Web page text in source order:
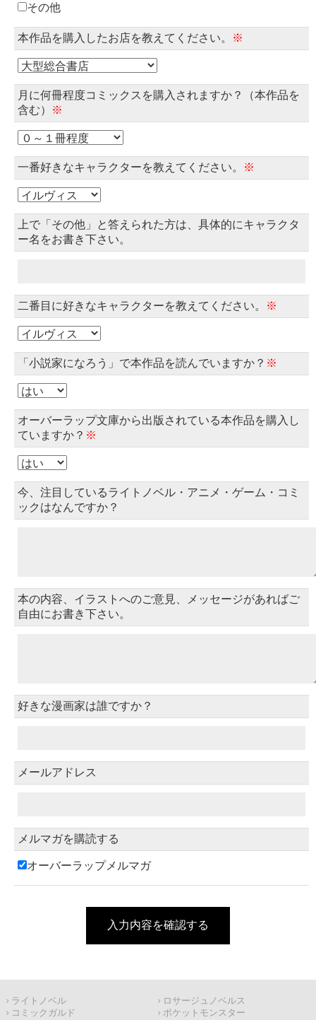
その他
本作品を購入したお店を教えてください。 ※
月に何冊程度コミックスを購入されますか？（本作品を
含む）
※
一番好きなキャラクターを教えてください。 ※
上で「その他」と答えられた方は、具体的にキャラクタ
ー名をお書き下さい。
二番目に好きなキャラクターを教えてください。 ※
「小説家になろう」で本作品を読んでいますか？ ※
オーバーラップ文庫から出版されている本作品を購入し
ていますか？ ※
今、注目しているライトノベル・アニメ・ゲーム・コミ
ックはなんですか？
本の内容、イラストへのご意見、メッセージがあればご
自由にお書き下さい。
好きな漫画家は誰ですか？
メールアドレス
メルマガを購読する
オーバーラップメルマガ
入力内容を確認する
ライトノベル
ロサージュノベルス
コミックガルド
ポケットモンスター